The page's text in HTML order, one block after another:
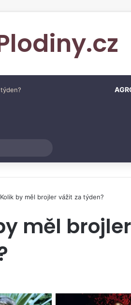
for
Kolik by měl brojler vážit za týden?
měl